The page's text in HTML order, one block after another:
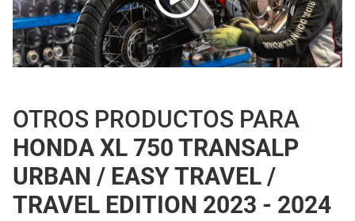
OTROS PRODUCTOS PARA
HONDA XL 750 TRANSALP
URBAN / EASY TRAVEL /
TRAVEL EDITION 2023 - 2024